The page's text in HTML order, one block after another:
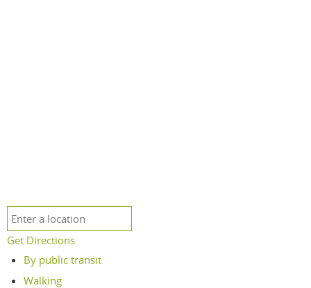
Get Directions
By public transit
Walking